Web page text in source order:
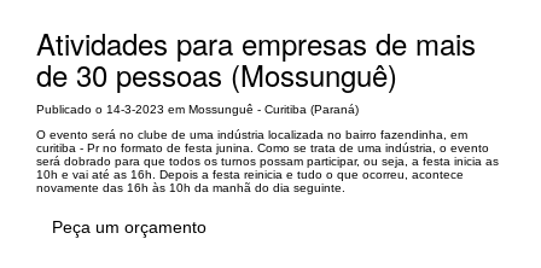
Atividades para empresas de mais
de 30 pessoas (Mossunguê)
Publicado o 14-3-2023 em Mossunguê - Curitiba (Paraná)
O evento será no clube de uma indústria localizada no bairro fazendinha, em
curitiba - Pr no formato de festa junina. Como se trata de uma indústria, o evento
será dobrado para que todos os turnos possam participar, ou seja, a festa inicia as
10h e vai até as 16h. Depois a festa reinicia e tudo o que ocorreu, acontece
novamente das 16h às 10h da manhã do dia seguinte.
Peça um orçamento